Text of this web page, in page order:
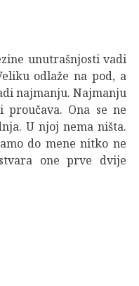
unutrašnjosti vadi
odlaže na pod, a
najmanju. Najmanju
Ona se ne
U njoj nema ništa.
do mene nitko ne
one prve dvije